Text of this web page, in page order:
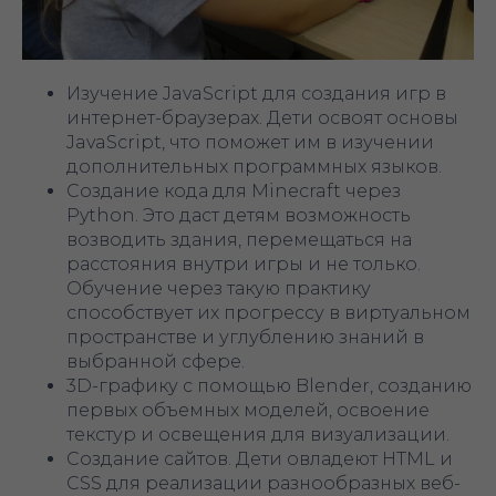
Изучение JavaScript для создания игр в
интернет-браузерах. Дети освоят основы
JavaScript, что поможет им в изучении
дополнительных программных языков.
Создание кода для Minecraft через
Python. Это даст детям возможность
возводить здания, перемещаться на
расстояния внутри игры и не только.
Обучение через такую практику
способствует их прогрессу в виртуальном
пространстве и углублению знаний в
выбранной сфере.
3D-графику с помощью Blender, созданию
первых объемных моделей, освоение
текстур и освещения для визуализации.
Создание сайтов. Дети овладеют HTML и
CSS для реализации разнообразных веб-